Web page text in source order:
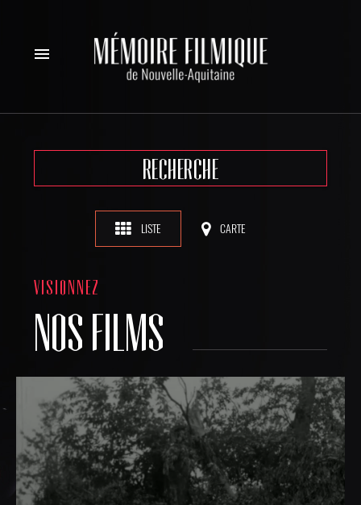
menu
RECHERCHE
LISTE CARTE
VISIONNEZ
NOS FILMS